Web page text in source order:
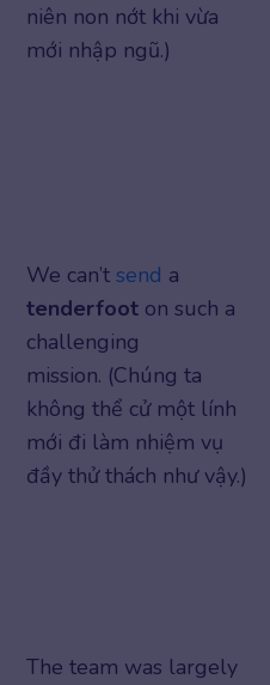
niên non nớt khi vừa
mới nhập ngũ.)
We can’t send a
tenderfoot on such a
challenging
mission. (Chúng ta
không thể cử một lính
mới đi làm nhiệm vụ
đầy thử thách như vậy.)
The team was largely